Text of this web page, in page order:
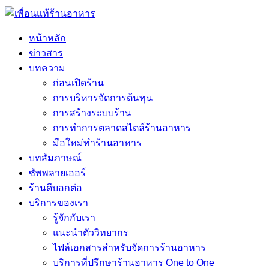
หน้าหลัก
ข่าวสาร
บทความ
ก่อนเปิดร้าน
การบริหารจัดการต้นทุน
การสร้างระบบร้าน
การทำการตลาดสไตล์ร้านอาหาร
มือใหม่ทำร้านอาหาร
บทสัมภาษณ์
ซัพพลายเออร์
ร้านดีบอกต่อ
บริการของเรา
รู้จักกับเรา
แนะนำตัววิทยากร
ไฟล์เอกสารสำหรับจัดการร้านอาหาร
บริการที่ปรึกษาร้านอาหาร One to One